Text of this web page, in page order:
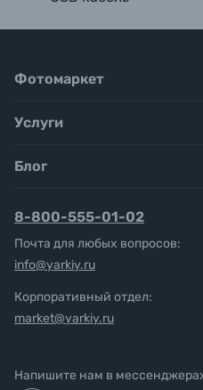
Фотомаркет
Услуги
Блог
8-800-555-01-02
Почта для любых вопросов:
info@yarkiy.ru
Корпоративный отдел:
market@yarkiy.ru
Напишите нам в